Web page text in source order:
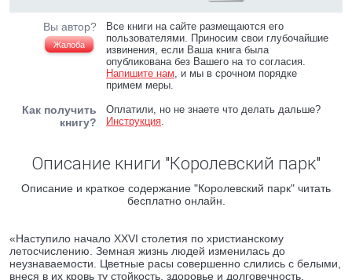
Вы автор?
Жалоба
Все книги на сайте размещаются его
пользователями. Приносим свои глубочайшие
извинения, если Ваша книга была
опубликована без Вашего на то согласия.
Напишите нам, и мы в срочном порядке
примем меры.
Как получить
книгу?
Оплатили, но не знаете что делать дальше?
Инструкция.
Описание книги "Королевский парк"
Описание и краткое содержание "Королевский парк" читать
бесплатно онлайн.
«Наступило начало XXVI столетия по христианскому
летосчислению. Земная жизнь людей изменилась до
неузнаваемости. Цветные расы совершенно слились с белыми,
внеся в их кровь ту стойкость, здоровье и долговечность,